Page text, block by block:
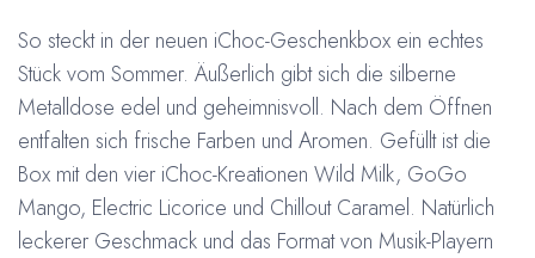
So steckt in der neuen iChoc-Geschenkbox ein echtes
Stück vom Sommer. Äußerlich gibt sich die silberne
Metalldose edel und geheimnisvoll. Nach dem Öffnen
entfalten sich frische Farben und Aromen. Gefüllt ist die
Box mit den vier iChoc-Kreationen Wild Milk, GoGo
Mango, Electric Licorice und Chillout Caramel. Natürlich
leckerer Geschmack und das Format von Musik-Playern